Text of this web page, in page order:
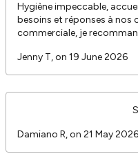
Hygiène impeccable,
besoins et réponses à nos
commerciale, je
Jenny T, on 19 June 2026
Damiano R, on 21 May 2026